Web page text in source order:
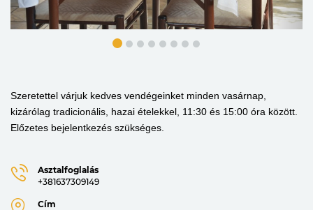
Szeretettel várjuk kedves vendégeinket minden vasárnap,
kizárólag tradicionális, hazai ételekkel, 11:30 és 15:00 óra között.
Előzetes bejelentkezés szükséges.
Asztalfoglalás
+381637309149
Cím